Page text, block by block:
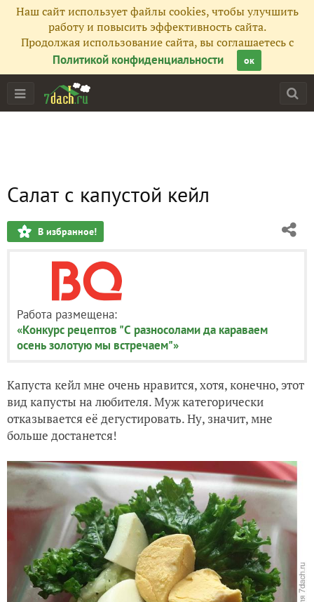
Наш сайт использует файлы cookies, чтобы улучшить
работу и повысить эффективность сайта.
Продолжая использование сайта, вы соглашаетесь с
Политикой конфиденциальности
ок
Салат с капустой кейл
В избранное!
Работа размещена:
«Конкурс рецептов "С разносолами да караваем
осень золотую мы встречаем"»
Капуста кейл мне очень нравится, хотя, конечно, этот
вид капусты на любителя. Муж категорически
отказывается её дегустировать. Ну, значит, мне
больше достанется!